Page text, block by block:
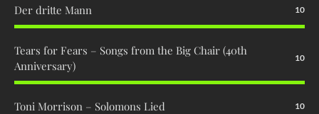
Der dritte Mann 10
Tears for Fears – Songs from the Big Chair (40th
Anniversary)
10
Toni Morrison – Solomons Lied 10